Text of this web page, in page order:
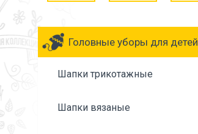
Головные уборы для детей
Шапки трикотажные
Шапки вязаные